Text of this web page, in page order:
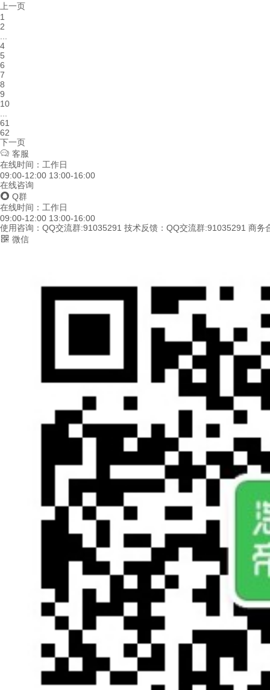
上一页
1
2
4
5
6
7
8
9
10
61
62
下一页
客服
在线时间：工作日
09:00-12:00 13:00-16:00
在线咨询
Q群
在线时间：工作日
09:00-12:00 13:00-16:00
使用咨询：QQ交流群:91035291 技术反馈：QQ交流群:91035291 商务
微信